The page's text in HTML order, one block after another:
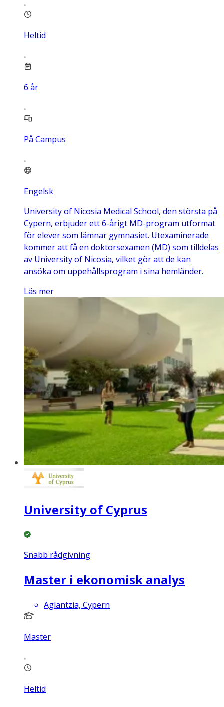
Heltid
6 år
På Campus
Engelsk
University of Nicosia Medical School, den största på
Cypern, erbjuder ett 6-årigt MD-program utformat
för elever som lämnar gymnasiet. Utexaminerade
kommer att få en doktorsexamen (MD) som tilldelas
av University of Nicosia, vilket gör att de kan
ansöka om uppehållsprogram i sina hemländer.
Läs mer
University of Cyprus
Snabb rådgivning
Master i ekonomisk analys
Aglantzia, Cypern
Master
Heltid